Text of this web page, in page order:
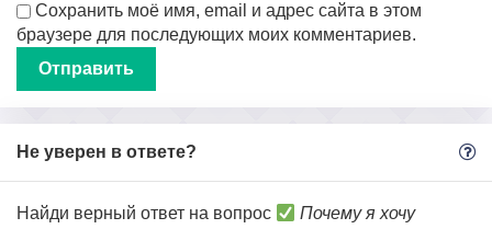
Сохранить моё имя, email и адрес сайта в этом
браузере для последующих моих комментариев.
Не уверен в ответе?
Найди верный ответ на вопрос
Почему я хочу